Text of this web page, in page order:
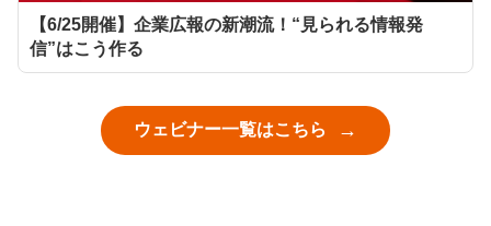
【6/25開催】企業広報の新潮流！“見られる情報発
信”はこう作る
ウェビナー一覧はこちら